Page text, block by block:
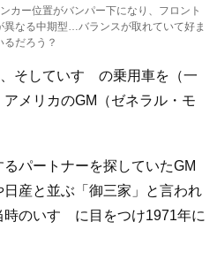
カー位置がバンパー下になり、フロント
なる中期型…バランスが取れていて好ま
だろう？
そしていすゞの乗用車を（一
メリカのGM（ゼネラル・モ
パートナーを探していたGM
産と並ぶ「御三家」と言われ
のいすゞに目をつけ1971年に